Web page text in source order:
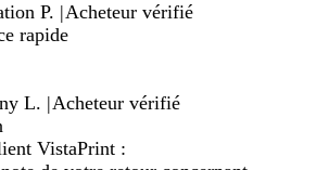
P. |Acheteur vérifié
rapide
L. |Acheteur vérifié
VistaPrint :